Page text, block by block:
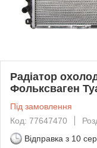
Радіатор
Фольксваген
Під замовлення
Код: 77647470
Відправка з 10